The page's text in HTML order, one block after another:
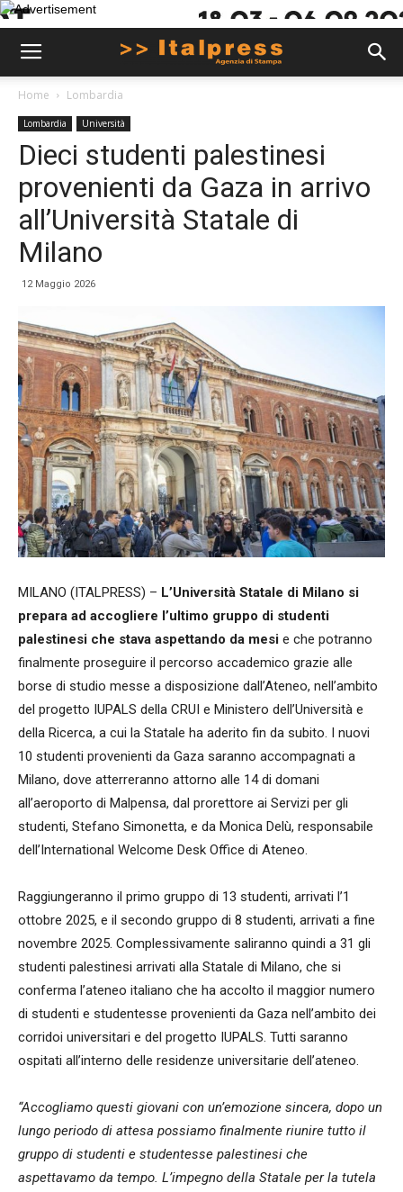
Home Lombardia
Lombardia Università
Dieci studenti palestinesi
provenienti da Gaza in arrivo
all’Università Statale di
Milano
12 Maggio 2026
MILANO (ITALPRESS) – L’Università Statale di Milano si
prepara ad accogliere l’ultimo gruppo di studenti
palestinesi che stava aspettando da mesi e che potranno
finalmente proseguire il percorso accademico grazie alle
borse di studio messe a disposizione dall’Ateneo, nell’ambito
del progetto IUPALS della CRUI e Ministero dell’Università e
della Ricerca, a cui la Statale ha aderito fin da subito. I nuovi
10 studenti provenienti da Gaza saranno accompagnati a
Milano, dove atterreranno attorno alle 14 di domani
all’aeroporto di Malpensa, dal prorettore ai Servizi per gli
studenti, Stefano Simonetta, e da Monica Delù, responsabile
dell’International Welcome Desk Office di Ateneo.
Raggiungeranno il primo gruppo di 13 studenti, arrivati l’1
ottobre 2025, e il secondo gruppo di 8 studenti, arrivati a fine
novembre 2025. Complessivamente saliranno quindi a 31 gli
studenti palestinesi arrivati alla Statale di Milano, che si
conferma l’ateneo italiano che ha accolto il maggior numero
di studenti e studentesse provenienti da Gaza nell’ambito dei
corridoi universitari e del progetto IUPALS. Tutti saranno
ospitati all’interno delle residenze universitarie dell’ateneo.
“Accogliamo questi giovani con un’emozione sincera, dopo un
lungo periodo di attesa possiamo finalmente riunire tutto il
gruppo di studenti e studentesse palestinesi che
aspettavamo da tempo. L’impegno della Statale per la tutela